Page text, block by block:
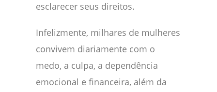
esclarecer seus direitos.
Infelizmente, milhares de mulheres
convivem diariamente com o
medo, a culpa, a dependência
emocional e financeira, além da